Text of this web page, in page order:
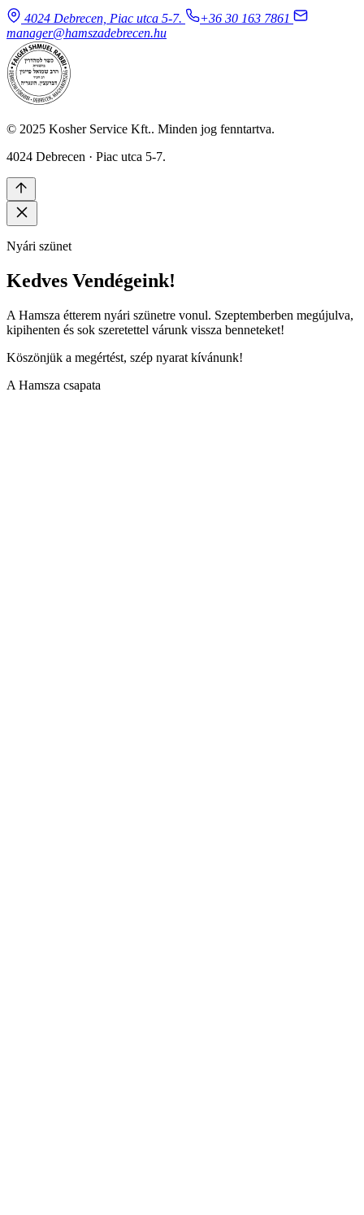
4024 Debrecen, Piac utca 5-7.
+36 30 163 7861
manager@hamszadebrecen.hu
© 2025 Kosher Service Kft.. Minden jog fenntartva.
4024 Debrecen · Piac utca 5-7.
Nyári szünet
Kedves Vendégeink!
A Hamsza étterem nyári szünetre vonul. Szeptemberben megújulva,
kipihenten és sok szeretettel várunk vissza benneteket!
Köszönjük a megértést, szép nyarat kívánunk!
A Hamsza csapata